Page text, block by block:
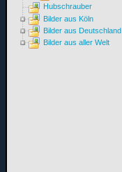
Hubschrauber
Bilder aus Köln
Bilder aus Deutschland
Bilder aus aller Welt